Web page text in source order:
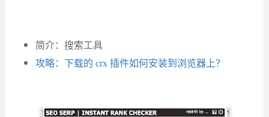
简介：搜索工具
攻略：下载的 crx 插件如何安装到浏览器上？